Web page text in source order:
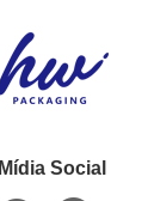
Mídia Social